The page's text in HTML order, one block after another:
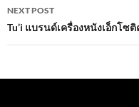
NEXT POST
Tu’i แบรนด์เครื่องหนังเอ็กโ